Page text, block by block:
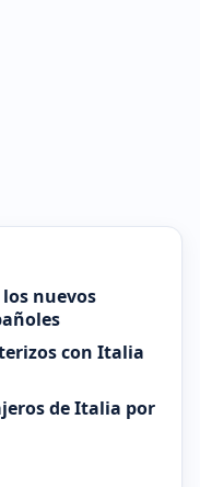
nuevos
con Italia
de Italia por